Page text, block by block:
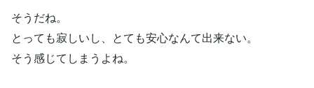
そうだね。
とっても寂しいし、とても安心なんて出来ない。
そう感じてしまうよね。